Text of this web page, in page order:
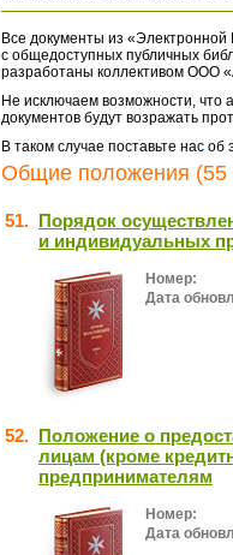
Все документы из «Электронной
с общедоступных публичных
разработаны коллективом ООО
Не исключаем возможности, что
документов будут возражать
В таком случае поставьте нас
Общие положения (55
51. Порядок
и индивидуальных
Номер:
Дата
52. Положение о
лицам (кроме
предпринимателям
Номер:
Дата